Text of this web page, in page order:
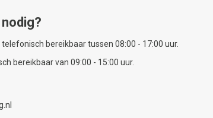
bereikbaar tussen 08:00 - 17:00 uur.
bereikbaar van 09:00 - 15:00 uur.